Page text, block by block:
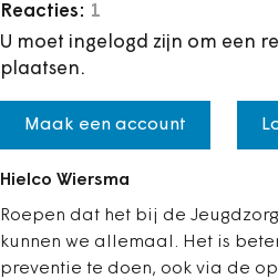
Reacties: 1
U moet ingelogd zijn om een
plaatsen.
Maak een account
Hielco Wiersma
Roepen dat het bij de
kunnen we allemaal. Het is
preventie te doen, ook via de